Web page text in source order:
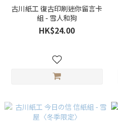
古川紙工 復古印刷迷你留言卡
組 - 雪人和狗
HK$24.00